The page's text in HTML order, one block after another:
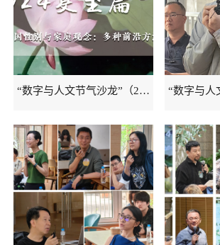
“数字与人文节气沙龙”（2024夏至...